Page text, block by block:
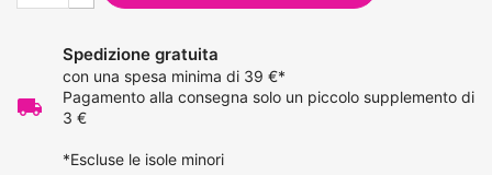
local_shipping
Spedizione gratuita
con una spesa minima di 39 €*
Pagamento alla consegna solo un piccolo supplemento di
3 €
*Escluse le isole minori